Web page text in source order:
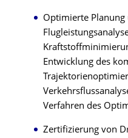
Optimierte
Entwicklung des
Verfahren des
Zertifizierung von